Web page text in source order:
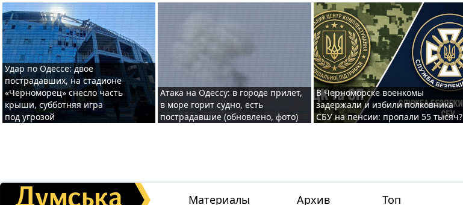
Удар по Одессе: двое
пострадавших, на стадионе
«Черноморец» снесло часть
крыши, субботняя игра
под угрозой
Атака на Одессу: в городе прилет,
в море горит судно, есть
пострадавшие (обновлено, фото)
В Черноморске военкомы
задержали и избили полковника
СБУ на пенсии: пропали 55 тысяч?
Материалы Архив Топ